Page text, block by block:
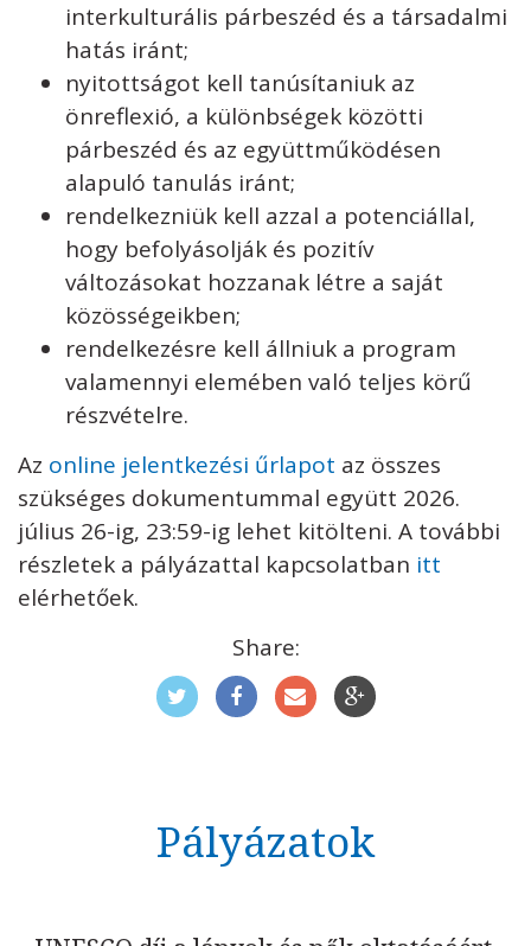
interkulturális párbeszéd és a társadalmi
hatás iránt;
nyitottságot kell tanúsítaniuk az
önreflexió, a különbségek közötti
párbeszéd és az együttműködésen
alapuló tanulás iránt;
rendelkezniük kell azzal a potenciállal,
hogy befolyásolják és pozitív
változásokat hozzanak létre a saját
közösségeikben;
rendelkezésre kell állniuk a program
valamennyi elemében való teljes körű
részvételre.
Az online jelentkezési űrlapot az összes
szükséges dokumentummal együtt 2026.
július 26-ig, 23:59-ig lehet kitölteni. A további
részletek a pályázattal kapcsolatban itt
elérhetőek.
Share:
Pályázatok